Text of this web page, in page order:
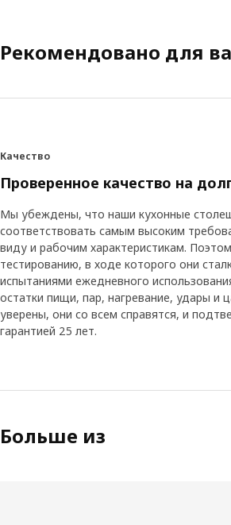
Рекомендовано для
Качество
Проверенное качество на
Мы убеждены, что наши кухонные
соответствовать самым высоким
виду и рабочим характеристикам.
тестированию, в ходе которого они
испытаниями ежедневного
остатки пищи, пар, нагревание, удары и
уверены, они со всем справятся, и
гарантией 25 лет.
Больше из